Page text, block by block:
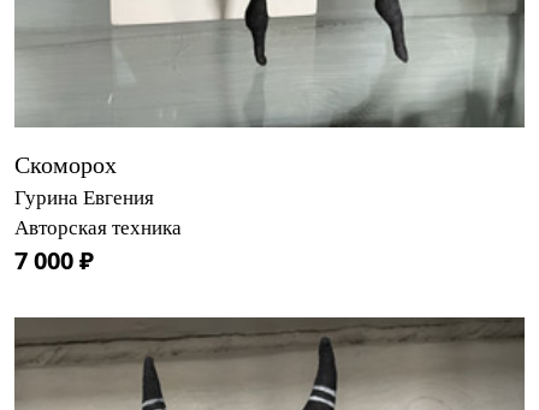
Скоморох
Гурина Евгения
Авторская техника
7 000 ₽